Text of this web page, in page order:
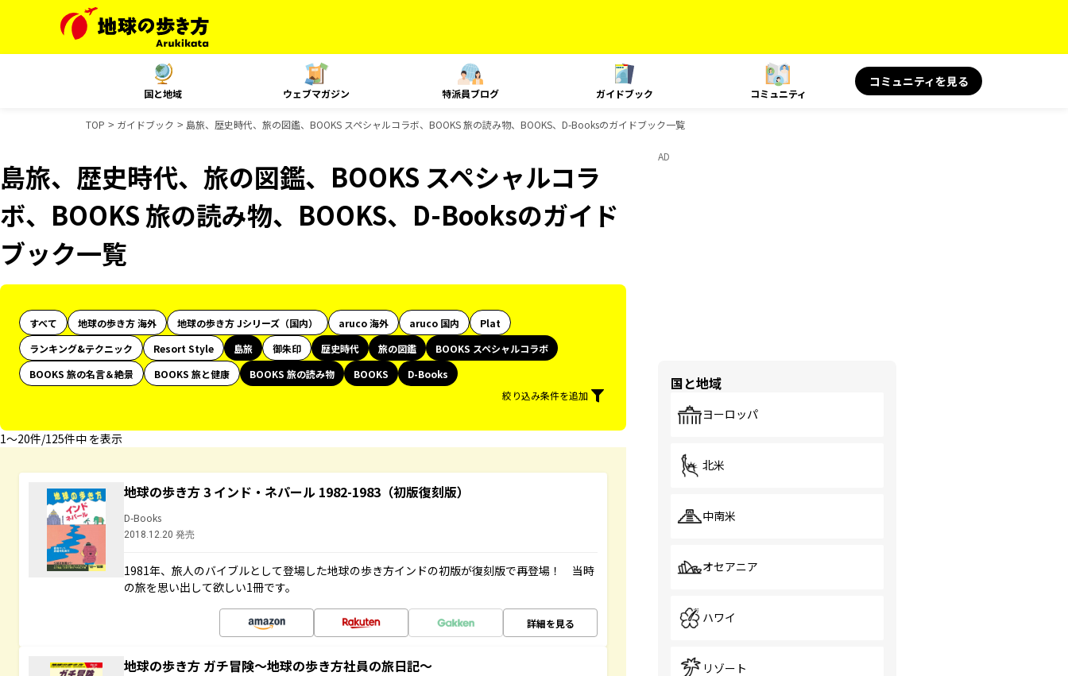
国と地域 ウェブマガジン 特派員ブログ ガイドブック コミュニティ
コミュニティを見る
TOP ガイドブック 島旅、歴史時代、旅の図鑑、BOOKS スペシャルコラボ、BOOKS 旅の読み物、BOOKS、D-Booksのガイドブック一覧
島旅、歴史時代、旅の図鑑、BOOKS スペシャルコラ
ボ、BOOKS 旅の読み物、BOOKS、D-Booksのガイド
ブック一覧
すべて 地球の歩き方 海外 地球の歩き方 Jシリーズ（国内） aruco 海外 aruco 国内
Plat
ランキング&テクニック
Resort Style 島旅 御朱印 歴史時代 旅の図鑑
BOOKS スペシャルコラボ
BOOKS 旅の名言＆絶景
BOOKS 旅と健康 BOOKS 旅の読み物 BOOKS
D-Books
絞り込み条件を追加
1〜20件/125件中 を表示
地球の歩き方 3 インド・ネパール 1982-1983（初版復刻版）
D-Books
2018.12.20 発売
1981年、旅人のバイブルとして登場した地球の歩き方インドの初版が復刻版で再登場！ 当時
の旅を思い出して欲しい1冊です。
詳細を見る
地球の歩き方 ガチ冒険～地球の歩き方社員の旅日記～
AD
国と地域
ヨーロッパ
北米
中南米
オセアニア
ハワイ
リゾート